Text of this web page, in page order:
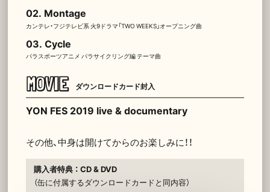
02. Montage
カンテレ・フジテレビ系 火9ドラマ「TWO WEEKS」オープニング曲
03. Cycle
パラスポーツアニメ パラサイクリング編 テーマ曲
MOVIE ダウンロードカード封入
YON FES 2019 live & documentary
その他、中身は開けてからのお楽しみに！！
購入者特典 ： CD & DVD
（缶に付属するダウンロードカードと同内容）